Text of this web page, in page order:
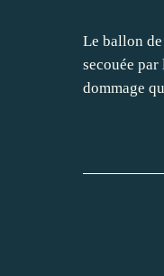
Le ballon
secouée
dommage